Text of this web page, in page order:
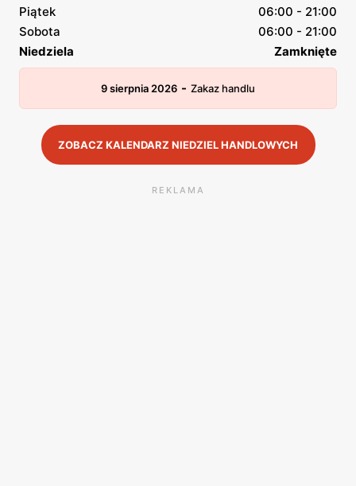
Piątek
06:00 - 21:00
Sobota
06:00 - 21:00
Niedziela
Zamknięte
9 sierpnia 2026 - Zakaz handlu
ZOBACZ KALENDARZ NIEDZIEL HANDLOWYCH
REKLAMA